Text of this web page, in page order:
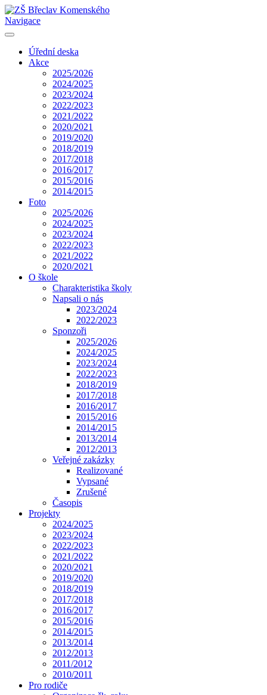
Navigace
Úřední deska
Akce
2025/2026
2024/2025
2023/2024
2022/2023
2021/2022
2020/2021
2019/2020
2018/2019
2017/2018
2016/2017
2015/2016
2014/2015
Foto
2025/2026
2024/2025
2023/2024
2022/2023
2021/2022
2020/2021
O škole
Charakteristika školy
Napsali o nás
2023/2024
2022/2023
Sponzoři
2025/2026
2024/2025
2023/2024
2022/2023
2018/2019
2017/2018
2016/2017
2015/2016
2014/2015
2013/2014
2012/2013
Veřejné zakázky
Realizované
Vypsané
Zrušené
Časopis
Projekty
2024/2025
2023/2024
2022/2023
2021/2022
2020/2021
2019/2020
2018/2019
2017/2018
2016/2017
2015/2016
2014/2015
2013/2014
2012/2013
2011/2012
2010/2011
Pro rodiče